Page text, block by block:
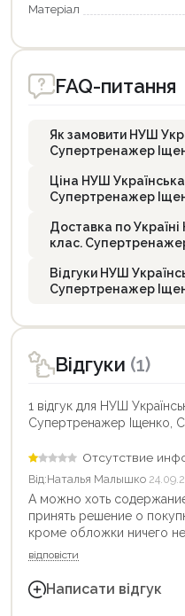
Матеріал
FAQ-питання
Як замовити НУШ
Супертренажер
Ціна НУШ
Супертренажер
Доставка по
клас.
Відгуки НУШ
Супертренажер
Відгуки (1)
1 відгук для НУШ
Супертренажер Іщенко,
Отсутствие
Від:Наталья Малышко
А можно хоть
принять решение о
кроме обложки ничего
відповісти
Написати відгук